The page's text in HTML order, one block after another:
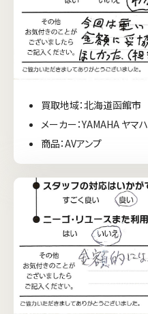
買取地域：北海道函館市
メーカー：YAMAHA ヤマハ
商品：AVアンプ